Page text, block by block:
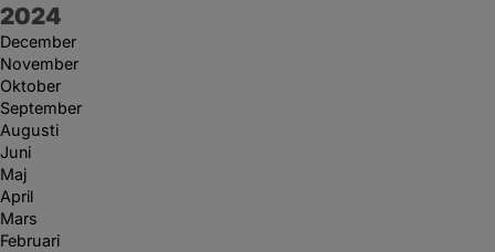
År:
2024
December
November
Oktober
September
Augusti
Juni
Maj
April
Mars
Februari